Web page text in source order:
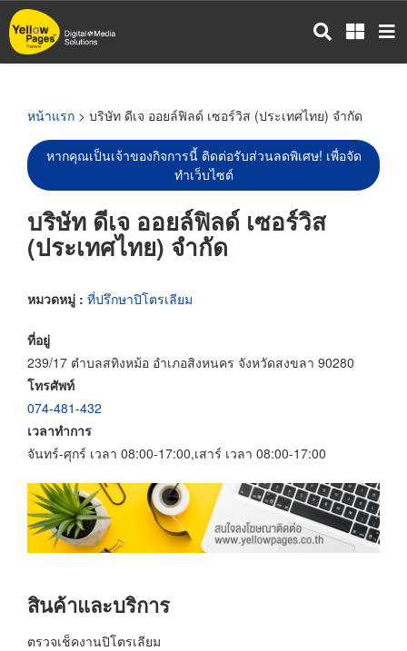
ข้าม
ไป
หน้าแรก > บริษัท ดีเจ ออยล์ฟิลด์ เซอร์วิส (ประเทศไทย) จำกัด
หากคุณเป็นเจ้าของกิจการนี้ ติดต่อรับส่วนลดพิเศษ! เพื่อจัด
ทำเว็บไซต์
บริษัท ดีเจ ออยล์ฟิลด์ เซอร์วิส
(ประเทศไทย) จำกัด
หมวดหมู่ : ที่ปรึกษาปิโตรเลียม
ที่อยู่
239/17 ตำบลสทิงหม้อ อำเภอสิงหนคร จังหวัดสงขลา 90280
โทรศัพท์
074-481-432
เวลาทำการ
จันทร์-ศุกร์ เวลา 08:00-17:00,เสาร์ เวลา 08:00-17:00
สินค้าและบริการ
ตรวจเช็คงานปิโตรเลียม